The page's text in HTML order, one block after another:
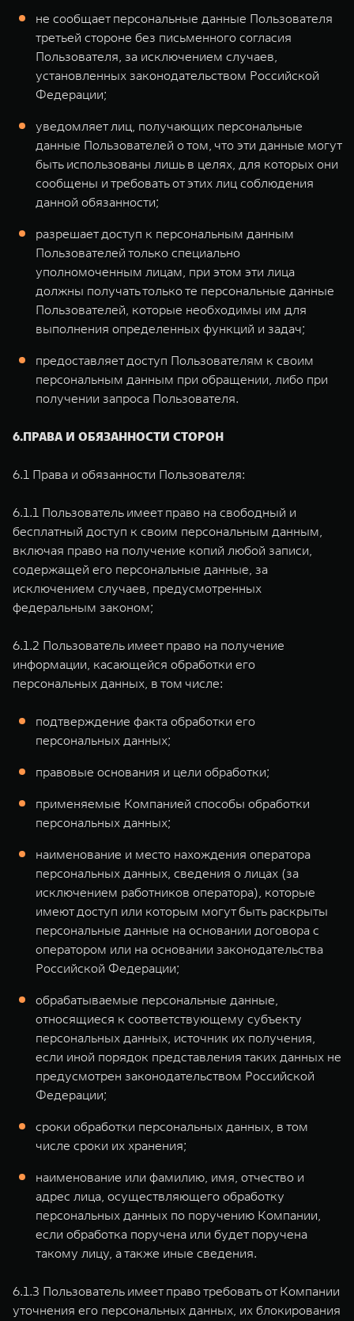
не сообщает персональные данные Пользователя
третьей стороне без письменного согласия
Пользователя, за исключением случаев,
установленных законодательством Российской
Федерации;
уведомляет лиц, получающих персональные
данные Пользователей о том, что эти данные могут
быть использованы лишь в целях, для которых они
сообщены и требовать от этих лиц соблюдения
данной обязанности;
разрешает доступ к персональным данным
Пользователей только специально
уполномоченным лицам, при этом эти лица
должны получать только те персональные данные
Пользователей, которые необходимы им для
выполнения определенных функций и задач;
предоставляет доступ Пользователям к своим
персональным данным при обращении, либо при
получении запроса Пользователя.
6.ПРАВА И ОБЯЗАННОСТИ СТОРОН
6.1 Права и обязанности Пользователя:
6.1.1 Пользователь имеет право на свободный и
бесплатный доступ к своим персональным данным,
включая право на получение копий любой записи,
содержащей его персональные данные, за
исключением случаев, предусмотренных
федеральным законом;
6.1.2 Пользователь имеет право на получение
информации, касающейся обработки его
персональных данных, в том числе:
подтверждение факта обработки его
персональных данных;
правовые основания и цели обработки;
применяемые Компанией способы обработки
персональных данных;
наименование и место нахождения оператора
персональных данных, сведения о лицах (за
исключением работников оператора), которые
имеют доступ или которым могут быть раскрыты
персональные данные на основании договора с
оператором или на основании законодательства
Российской Федерации;
обрабатываемые персональные данные,
относящиеся к соответствующему субъекту
персональных данных, источник их получения,
если иной порядок представления таких данных не
предусмотрен законодательством Российской
Федерации;
сроки обработки персональных данных, в том
числе сроки их хранения;
наименование или фамилию, имя, отчество и
адрес лица, осуществляющего обработку
персональных данных по поручению Компании,
если обработка поручена или будет поручена
такому лицу, а также иные сведения.
6.1.3 Пользователь имеет право требовать от Компании
уточнения его персональных данных, их блокирования